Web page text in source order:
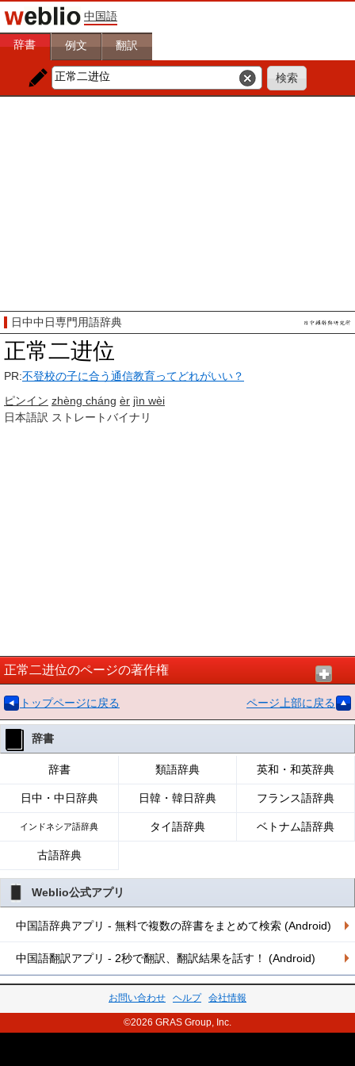
中国語
辞書 例文 翻訳
日中中日専門用語辞典
正常二进位
PR:不登校の子に合う通信教育ってどれがいい？
ピンイン zhèng cháng èr jìn wèi
日本語訳 ストレートバイナリ
正常二进位のページの著作権
トップページに戻る ページ上部に戻る
辞書
辞書 類語辞典 英和・和英辞典
日中・中日辞典 日韓・韓日辞典 フランス語辞典
インドネシア語辞典 タイ語辞典 ベトナム語辞典
古語辞典
Weblio公式アプリ
中国語辞典アプリ - 無料で複数の辞書をまとめて検索 (Android)
中国語翻訳アプリ - 2秒で翻訳、翻訳結果を話す！ (Android)
お問い合わせ ヘルプ 会社情報
©2026 GRAS Group, Inc.